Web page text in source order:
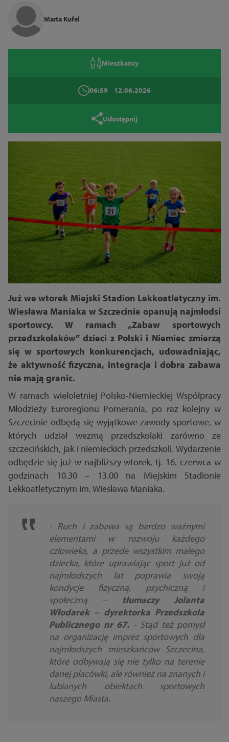
Marta Kufel
Mieszkańcy
06:59 12.06.2026
Udostępnij
Już we wtorek Miejski Stadion Lekkoatletyczny im.
Wiesława Maniaka w Szczecinie opanują najmłodsi
sportowcy. W ramach „Zabaw sportowych
przedszkolaków” dzieci z Polski i Niemiec zmierzą
się w sportowych konkurencjach, udowadniając,
że aktywność fizyczna, integracja i dobra zabawa
nie mają granic.
W ramach wieloletniej Polsko-Niemieckiej Współpracy
Młodzieży Euroregionu Pomerania, po raz kolejny w
Szczecinie odbędą się wyjątkowe zawody sportowe, w
których udział wezmą przedszkolaki zarówno ze
szczecińskich, jak i niemieckich przedszkoli. Wydarzenie
odbędzie się już w najbliższy wtorek, tj. 16. czerwca w
godzinach 10.30 – 13.00 na Miejskim Stadionie
Lekkoatletycznym im. Wiesława Maniaka.
- Ruch i zabawa są bardzo ważnymi
elementami w rozwoju każdego
człowieka, a przede wszystkim małego
dziecka, które uprawiając sport już od
najmłodszych lat poprawia swoją
kondycje fizyczną, psychiczną i
społeczną –
tłumaczy Jolanta
Włodarek – dyrektorka Przedszkola
Publicznego nr 67. - Stąd też pomysł
na organizację imprez sportowych dla
najmłodszych mieszkańców Szczecina,
które odbywają się nie tylko na terenie
danej placówki, ale również na znanych i
lubianych obiektach sportowych
naszego Miasta.